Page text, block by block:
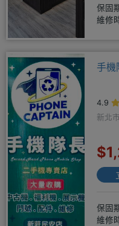
保固
維修
手機
4.9
新北
保固
維修